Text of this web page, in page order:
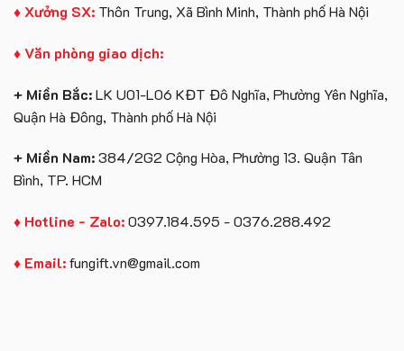
♦ Xưởng SX: Thôn Trung, Xã Bình Minh, Thành phố Hà Nội
♦ Văn phòng giao dịch:
+ Miền Bắc:LK U01-L06 KĐT Đô Nghĩa, Phường Yên Nghĩa,
Quận Hà Đông, Thành phố Hà Nội
+ Miền Nam:384/2G2 Cộng Hòa, Phường 13. Quận Tân
Bình, TP. HCM
♦ Hotline - Zalo:0397.184.595 - 0376.288.492
♦ Email:fungift.vn@gmail.com